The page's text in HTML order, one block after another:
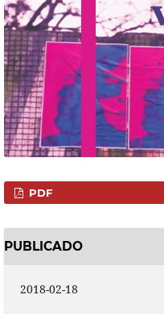
PDF
PUBLICADO
2018-02-18